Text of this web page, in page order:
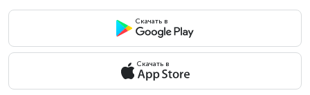
Скачать в
Скачать в